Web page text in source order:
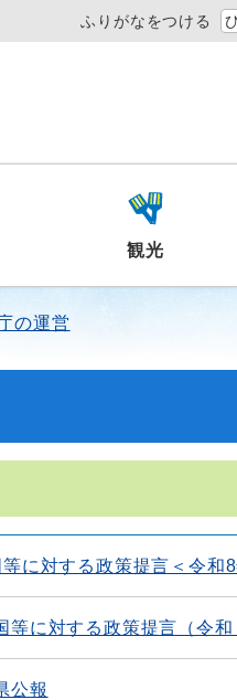
ふりがなをつける
観光
の運営
に対する政策提言＜令和
等に対する政策提言（令和
公報